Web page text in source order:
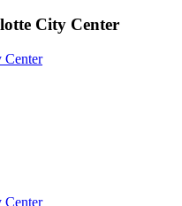
City Center
Center
Center